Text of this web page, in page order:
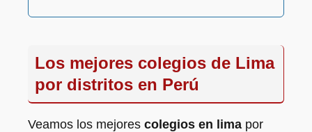
Los mejores colegios de Lima
por distritos en Perú
Veamos los mejores colegios en lima por